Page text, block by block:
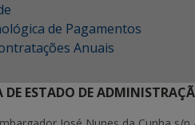
de Pagamentos
Anuais
DE ESTADO DE